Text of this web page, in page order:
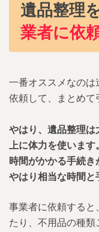
遺品整理
業者に依
一番オススメなのは
依頼して、まとめて
やはり、遺品整理は
上に体力を使いま
時間がかかる手続き
やはり相当な時間と
事業者に依頼すると
たり、不用品の種